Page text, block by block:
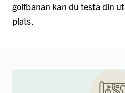
golfbanan kan du testa din
plats.